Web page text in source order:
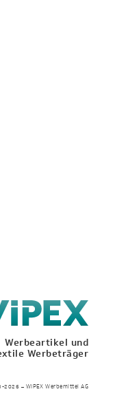
Werbeartikel und
Werbeträger
– WIPEX Werbemittel AG